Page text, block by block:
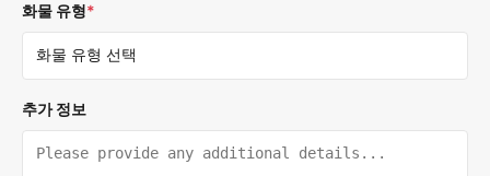
화물 유형*
추가 정보